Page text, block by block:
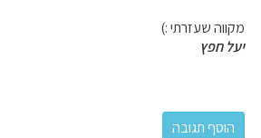
מקווה שעזרתי :)
יעל חפץ